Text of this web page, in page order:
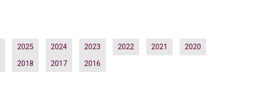
2025 2024 2023 2022 2021
2020
2018 2017 2016